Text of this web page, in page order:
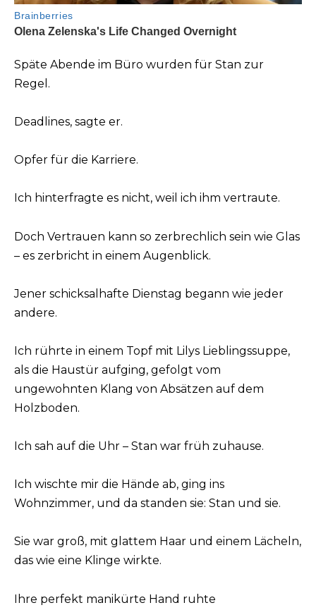
Späte Abende im Büro wurden für Stan zur
Regel.
Deadlines, sagte er.
Opfer für die Karriere.
Ich hinterfragte es nicht, weil ich ihm vertraute.
Doch Vertrauen kann so zerbrechlich sein wie Glas
– es zerbricht in einem Augenblick.
Jener schicksalhafte Dienstag begann wie jeder
andere.
Ich rührte in einem Topf mit Lilys Lieblingssuppe,
als die Haustür aufging, gefolgt vom
ungewohnten Klang von Absätzen auf dem
Holzboden.
Ich sah auf die Uhr – Stan war früh zuhause.
Ich wischte mir die Hände ab, ging ins
Wohnzimmer, und da standen sie: Stan und sie.
Sie war groß, mit glattem Haar und einem Lächeln,
das wie eine Klinge wirkte.
Ihre perfekt manikürte Hand ruhte